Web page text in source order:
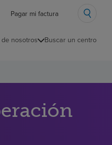
Pagar mi factura
nosotros Buscar un centro